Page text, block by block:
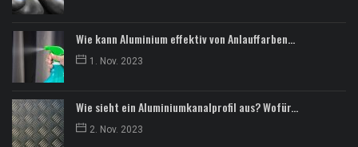
Wie kann Aluminium effektiv von Anlauffarben...
1. Nov. 2023
Wie sieht ein Aluminiumkanalprofil aus? Wofür...
2. Nov. 2023